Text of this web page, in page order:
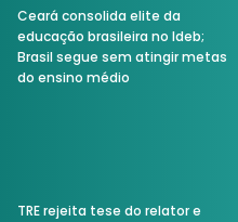
Ceará consolida elite da
educação brasileira no Ideb;
Brasil segue sem atingir metas
do ensino médio
TRE rejeita tese do relator e